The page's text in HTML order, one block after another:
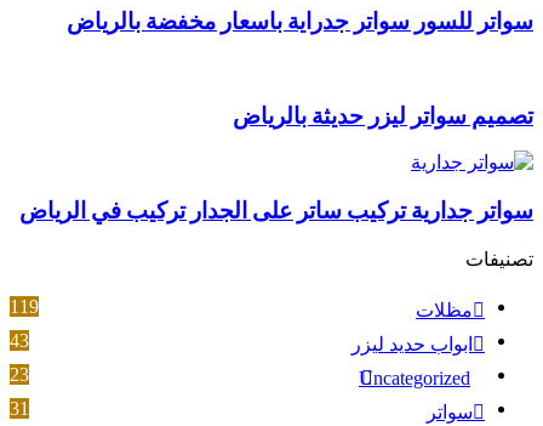
سواتر للسور سواتر جدراية باسعار مخفضة بالرياض
تصميم سواتر ليزر حديثة بالرياض
سواتر جدارية تركيب ساتر على الجدار تركيب في الرياض
تصنيفات
مظلات
119
ابواب حديد ليزر
43
Uncategorized
23
سواتر
31